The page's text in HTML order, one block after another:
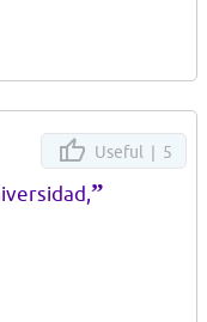
Useful | 5
”